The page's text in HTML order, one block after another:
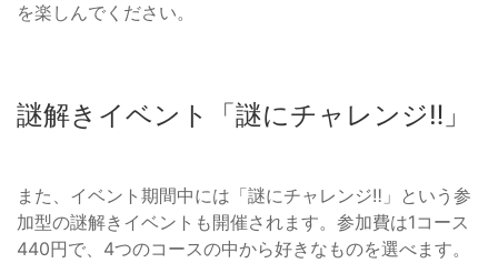
を楽しんでください。
謎解きイベント「謎にチャレンジ‼」
また、イベント期間中には「謎にチャレンジ‼」という参
加型の謎解きイベントも開催されます。参加費は1コース
440円で、4つのコースの中から好きなものを選べます。